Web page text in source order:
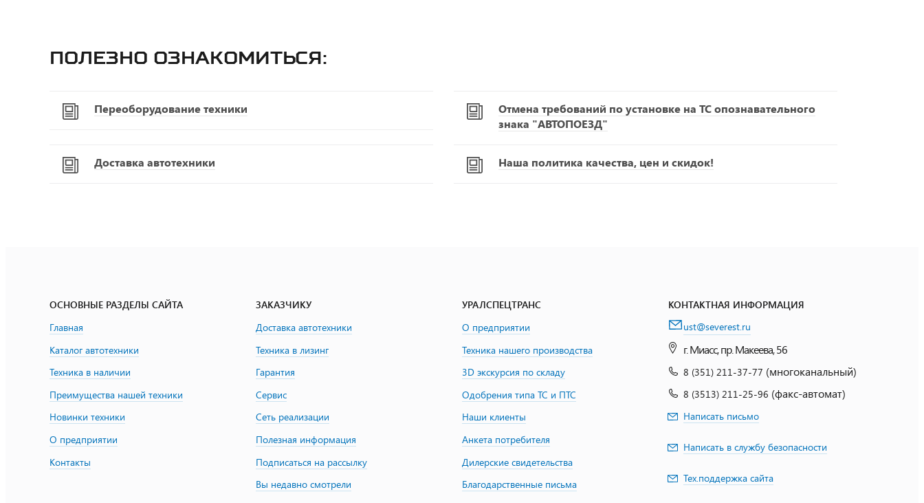
Полезно ознакомиться:
Переоборудование техники
Отмена требований по установке на ТС опознавательного
знака "АВТОПОЕЗД"
Доставка автотехники Наша политика качества, цен и скидок!
ОСНОВНЫЕ РАЗДЕЛЫ САЙТА
Главная
Каталог автотехники
Техника в наличии
Преимущества нашей техники
Новинки техники
О предприятии
Контакты
ЗАКАЗЧИКУ
Доставка автотехники
Техника в лизинг
Гарантия
Сервис
Сеть реализации
Полезная информация
Подписаться на рассылку
Вы недавно смотрели
УРАЛСПЕЦТРАНС
О предприятии
Техника нашего производства
3D экскурсия по складу
Одобрения типа ТС и ПТС
Наши клиенты
Анкета потребителя
Дилерские свидетельства
Благодарственные письма
КОНТАКТНАЯ ИНФОРМАЦИЯ
ust@severest.ru
г. Миасс, пр. Макеева, 56
8 (351) 211-37-77 (многоканальный)
8 (3513) 211-25-96 (факс-автомат)
Написать письмо
Написать в службу безопасности
Тех.поддержка сайта